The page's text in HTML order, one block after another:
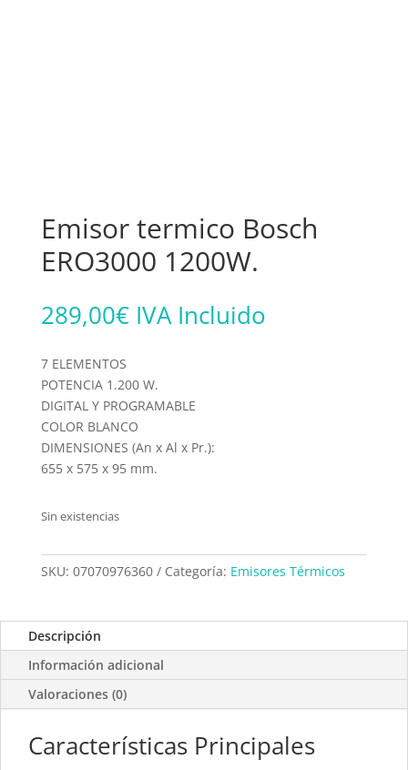
Emisor termico Bosch
ERO3000 1200W.
289,00€ IVA Incluido
7 ELEMENTOS
POTENCIA 1.200 W.
DIGITAL Y PROGRAMABLE
COLOR BLANCO
DIMENSIONES (An x Al x Pr.):
655 x 575 x 95 mm.
Sin existencias
SKU: 07070976360 Categoría: Emisores Térmicos
Descripción
Información adicional
Valoraciones (0)
Características Principales